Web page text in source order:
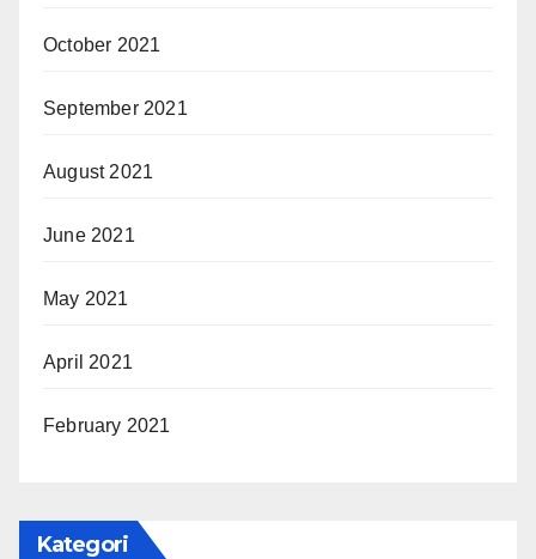
October 2021
September 2021
August 2021
June 2021
May 2021
April 2021
February 2021
Kategori